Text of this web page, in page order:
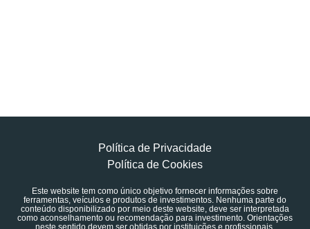
Política de Privacidade
Política de Cookies
Este website tem como único objetivo fornecer informações sobre
ferramentas, veículos e produtos de investimentos. Nenhuma parte do
conteúdo disponibilizado por meio deste website, deve ser interpretada
como aconselhamento ou recomendação para investimento. Orientações
neste sentido devem ser obtidas por instituições e profissionais,